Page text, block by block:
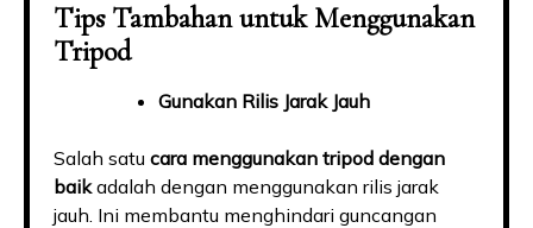
Tips Tambahan untuk Menggunakan
Tripod
Gunakan Rilis Jarak Jauh
Salah satu cara menggunakan tripod dengan
baikadalah dengan menggunakan rilis jarak
jauh. Ini membantu menghindari guncangan